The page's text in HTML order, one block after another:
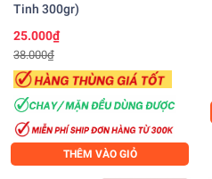
Tinh 300gr)
25.000₫
38.000₫
THÊM VÀO GIỎ